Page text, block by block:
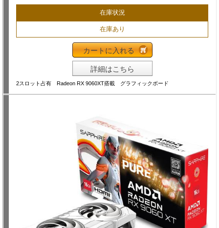
在庫状況
在庫あり
カートに入れる
詳細はこちら
2スロット占有 Radeon RX 9060XT搭載 グラフィックボード